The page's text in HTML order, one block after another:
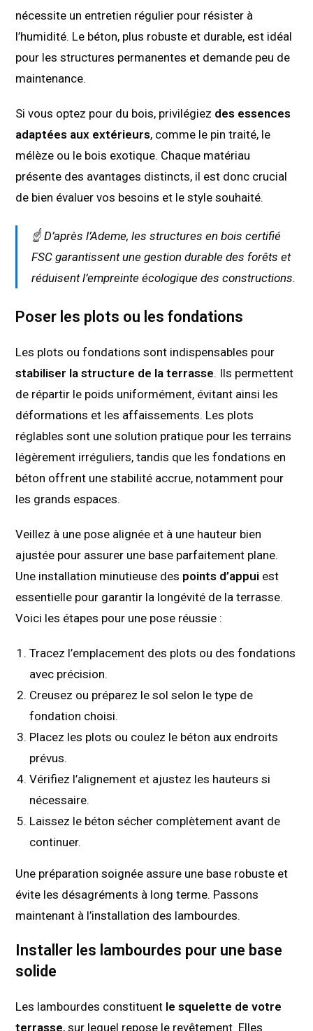
nécessite un entretien régulier pour résister à
l’humidité. Le béton, plus robuste et durable, est idéal
pour les structures permanentes et demande peu de
maintenance.
Si vous optez pour du bois, privilégiez des essences
adaptées aux extérieurs, comme le pin traité, le
mélèze ou le bois exotique. Chaque matériau
présente des avantages distincts, il est donc crucial
de bien évaluer vos besoins et le style souhaité.
☝️ D’après l’Ademe, les structures en bois certifié
FSC garantissent une gestion durable des forêts et
réduisent l’empreinte écologique des constructions.
Poser les plots ou les fondations
Les plots ou fondations sont indispensables pour
stabiliser la structure de la terrasse. Ils permettent
de répartir le poids uniformément, évitant ainsi les
déformations et les affaissements. Les plots
réglables sont une solution pratique pour les terrains
légèrement irréguliers, tandis que les fondations en
béton offrent une stabilité accrue, notamment pour
les grands espaces.
Veillez à une pose alignée et à une hauteur bien
ajustée pour assurer une base parfaitement plane.
Une installation minutieuse des points d’appui est
essentielle pour garantir la longévité de la terrasse.
Voici les étapes pour une pose réussie :
Tracez l’emplacement des plots ou des fondations
avec précision.
Creusez ou préparez le sol selon le type de
fondation choisi.
Placez les plots ou coulez le béton aux endroits
prévus.
Vérifiez l’alignement et ajustez les hauteurs si
nécessaire.
Laissez le béton sécher complètement avant de
continuer.
Une préparation soignée assure une base robuste et
évite les désagréments à long terme. Passons
maintenant à l’installation des lambourdes.
Installer les lambourdes pour une base
solide
Les lambourdes constituent le squelette de votre
terrasse, sur lequel repose le revêtement. Elles